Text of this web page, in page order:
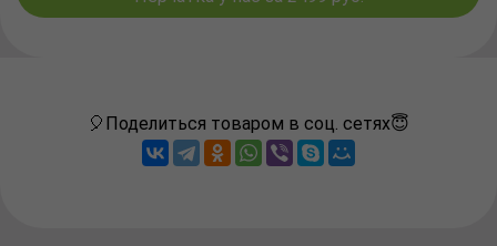
🎈Поделиться товаром в соц. сетях😇